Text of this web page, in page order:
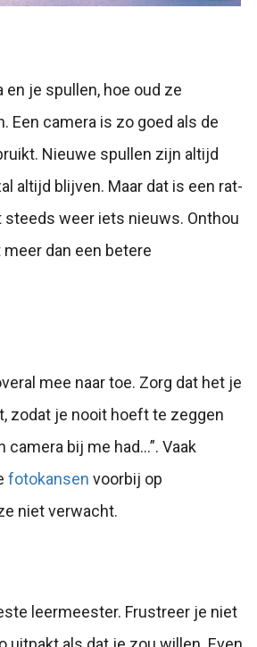
en je spullen, hoe oud ze
Een camera is zo goed als de
Nieuwe spullen zijn altijd
altijd blijven. Maar dat is een rat-
steeds weer iets nieuws. Onthou
dan een betere
mee naar toe. Zorg dat het je
zodat je nooit hoeft te zeggen
camera bij me had…”. Vaak
fotokansen voorbij op
niet verwacht.
leermeester. Frustreer je niet